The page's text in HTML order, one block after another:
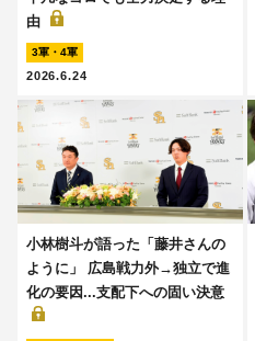
由
3軍・4軍
2026.6.24
小林樹斗が語った「藤井さんの
ように」 広島戦力外→独立で進
化の要因...支配下への固い決意